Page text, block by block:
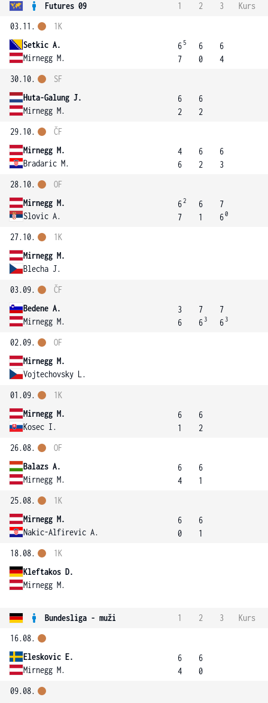
Futures 09 1 2 3
Kurs
03.11.
Setkic A.
Mirnegg M.
1K
6 5
7
6
0
6
4
30.10.
Huta-Galung J.
Mirnegg M.
SF
6
2
6
2
29.10.
Mirnegg M.
Bradaric M.
ČF
4
6
6
2
6
3
28.10.
Mirnegg M.
Slovic A.
OF
62
7
6
1
7
60
27.10.
Mirnegg M.
Blecha J.
1K
03.09.
Bedene A.
Mirnegg M.
ČF
3
6
7
6 3
7
6 3
02.09.
Mirnegg M.
Vojtechovsky L.
OF
01.09.
Mirnegg M.
Kosec I.
1K
6
1
6
2
26.08.
Balazs A.
Mirnegg M.
OF
6
4
6
1
25.08.
Mirnegg M.
Nakic-Alfirevic A.
1K
6
0
6
1
18.08.
Kleftakos D.
Mirnegg M.
1K
Bundesliga - muži 1 2 3
Kurs
16.08.
Eleskovic E.
Mirnegg M.
6
4
6
0
09.08.